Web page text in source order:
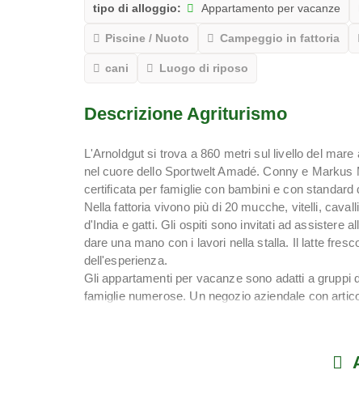
tipo di alloggio: Appartamento per vacanze
Piscine / Nuoto Campeggio in fattoria
cani Luogo di riposo
Descrizione Agriturismo
L'Arnoldgut si trova a 860 metri sul livello del
nel cuore dello Sportwelt Amadé. Conny e
certificata per famiglie con bambini e con standard
Nella fattoria vivono più di 20 mucche, vitelli,
d'India e gatti. Gli ospiti sono invitati ad assistere
dare una mano con i lavori nella stalla. Il latte
dell'esperienza.
Gli appartamenti per vacanze sono adatti a gruppi
famiglie numerose. Un negozio aziendale con
palazzetto dello sport dedicato ai tennis, un
di sci di fondo troveranno nella regione piste ben